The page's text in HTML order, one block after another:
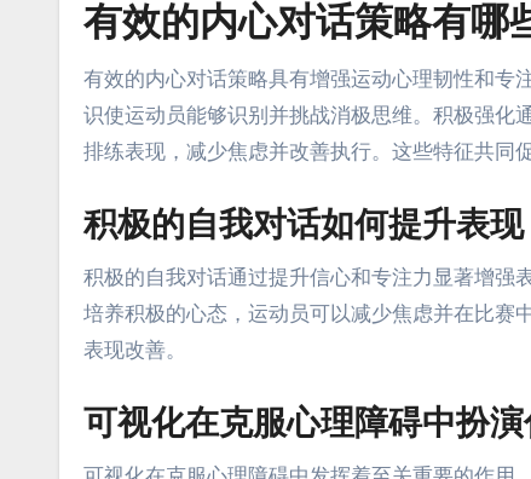
有效的内心对话策略有哪
有效的内心对话策略具有增强运动心理韧性和专
识使运动员能够识别并挑战消极思维。积极强化
排练表现，减少焦虑并改善执行。这些特征共同
积极的自我对话如何提升表现
积极的自我对话通过提升信心和专注力显著增强
培养积极的心态，运动员可以减少焦虑并在比赛
表现改善。
可视化在克服心理障碍中扮演